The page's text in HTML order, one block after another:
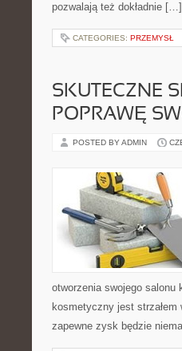
pozwalają też dokładnie […]
CATEGORIES: PRZEMYSŁ
SKUTECZNE
POPRAWĘ
POSTED BY ADMIN
otworzenia swojego
kosmetyczny jest
zapewne zysk będzie